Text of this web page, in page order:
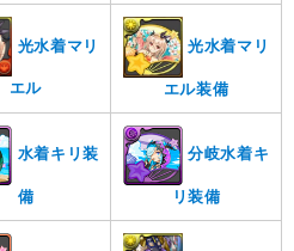
光水着マリ
エル
光水着マリ
エル装備
水着キリ装
備
分岐水着キ
リ装備